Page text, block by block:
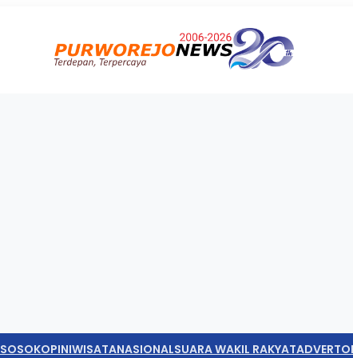
SOSOKOPINIWISATANASIONALSUARA WAKIL RAKYAT